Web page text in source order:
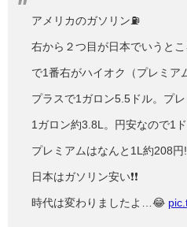
アメリカのガソリン⛽️
右から２つ目が日本でいうと
で1番右がハイオク（プレミア
プラスで1ガロン5.5ドル。プレ
1ガロン約3.8L。円安なので1
プレミアムはなんと1L約208円
日本はガソリン安い❗️❗️
時代は変わりましたよ…😂